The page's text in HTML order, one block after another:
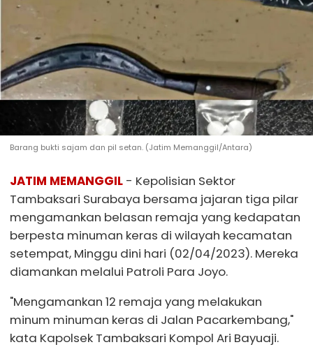
Barang bukti sajam dan pil setan. (Jatim Memanggil/Antara)
JATIM MEMANGGIL - Kepolisian Sektor
Tambaksari Surabaya bersama jajaran tiga pilar
mengamankan belasan remaja yang kedapatan
berpesta minuman keras di wilayah kecamatan
setempat, Minggu dini hari (02/04/2023). Mereka
diamankan melalui Patroli Para Joyo.
"Mengamankan 12 remaja yang melakukan
minum minuman keras di Jalan Pacarkembang,"
kata Kapolsek Tambaksari Kompol Ari Bayuaji.